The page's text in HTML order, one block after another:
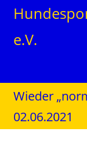
e.V.
Wieder
02.06.2021